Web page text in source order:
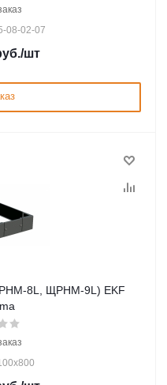
08-02-07
/шт
8L, ЩРНМ-9L) EKF